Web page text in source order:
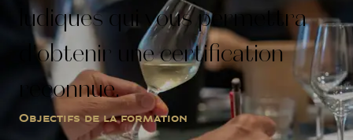
ludiques qui vous permettra
d'obtenir une certification
reconnue.
Objectifs de la formation